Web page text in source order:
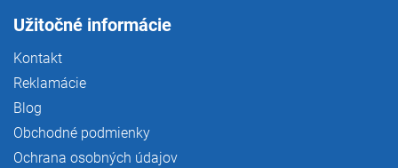
Užitočné informácie
Kontakt
Reklamácie
Blog
Obchodné podmienky
Ochrana osobných údajov